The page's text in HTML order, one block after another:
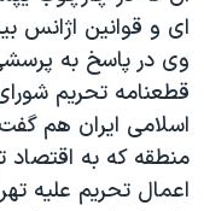
ای و قوانین اژانس
وی در پاسخ به
قطعنامه تحریم
اسلامی ایران هم
منطقه که به اقتصاد
اعمال تحریم علیه